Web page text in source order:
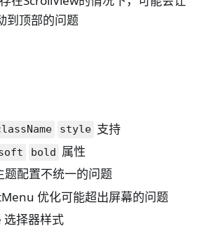
到顶部的问题
style 支持
bold 属性
配置不统一的问题
优化可能超出屏幕的问题
选择器样式